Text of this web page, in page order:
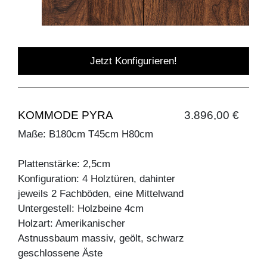
Jetzt Konfigurieren!
KOMMODE PYRA 3.896,00 €
Maße: B180cm T45cm H80cm
Plattenstärke: 2,5cm
Konfiguration: 4 Holztüren, dahinter
jeweils 2 Fachböden, eine Mittelwand
Untergestell: Holzbeine 4cm
Holzart: Amerikanischer
Astnussbaum massiv, geölt, schwarz
geschlossene Äste